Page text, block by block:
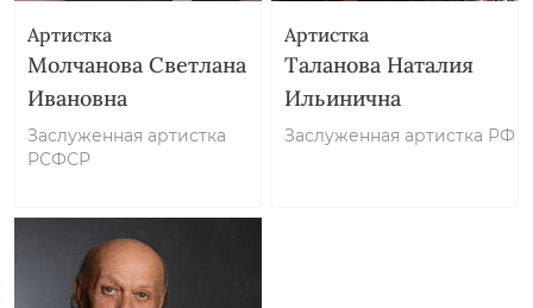
Артистка
Молчанова Светлана
Ивановна
Заслуженная артистка
РСФСР
Артистка
Таланова Наталия
Ильинична
Заслуженная артистка РФ